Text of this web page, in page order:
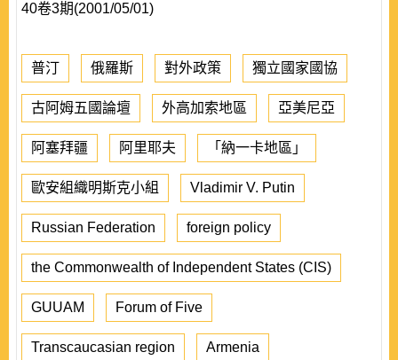
40卷3期(2001/05/01)
普汀 俄羅斯 對外政策 獨立國家國協
古阿姆五國論壇 外高加索地區 亞美尼亞
阿塞拜疆 阿里耶夫 「納一卡地區」
歐安組織明斯克小組 Vladimir V. Putin
Russian Federation foreign policy
the Commonwealth of Independent States (CIS)
GUUAM Forum of Five
Transcaucasian region Armenia